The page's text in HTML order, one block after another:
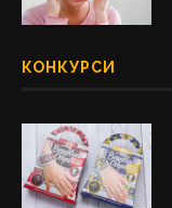
КОНКУРСИ